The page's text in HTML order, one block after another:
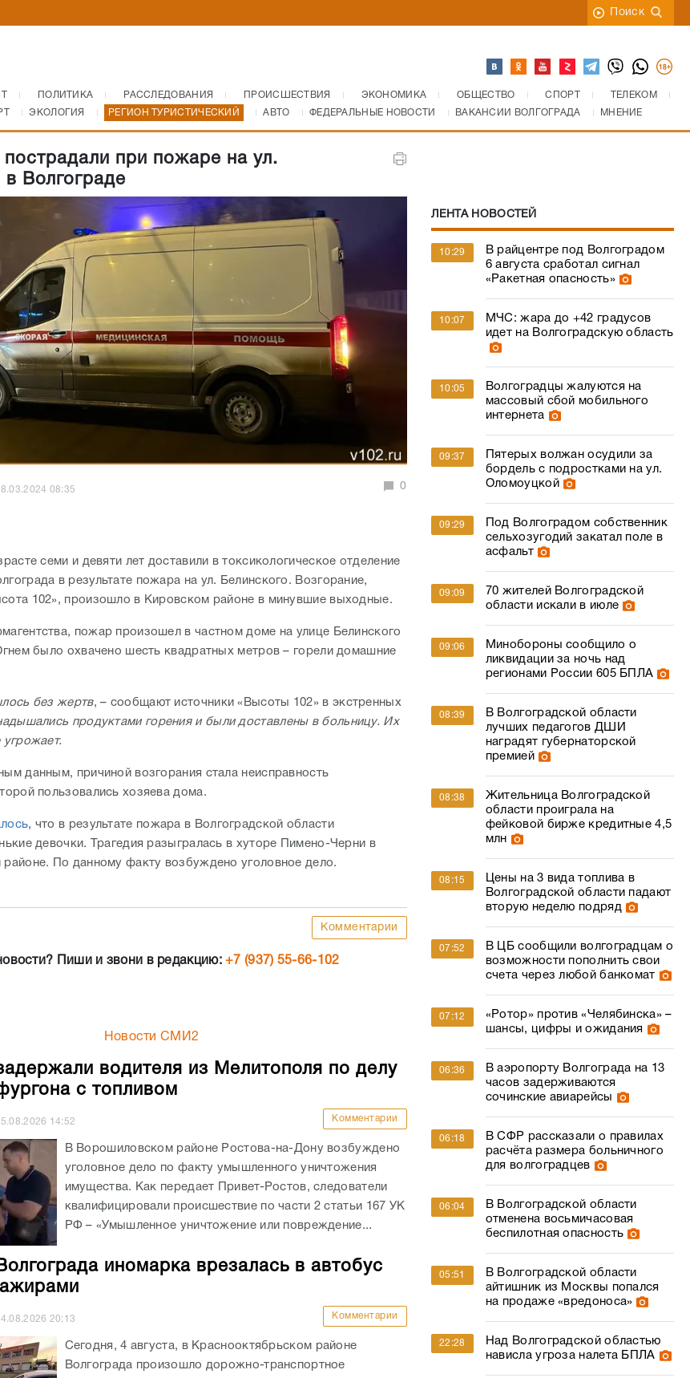
Поиск
ПОЛИТИКА РАССЛЕДОВАНИЯ ПРОИСШЕСТВИЯ ЭКОНОМИКА ОБЩЕСТВО СПОРТ
ТЕЛЕКОМ
ЭКОЛОГИЯ РЕГИОН ТУРИСТИЧЕСКИЙ АВТО ФЕДЕРАЛЬНЫЕ НОВОСТИ ВАКАНСИИ ВОЛГОГРАДА МНЕНИЕ
при пожаре на ул.
в Волгограде
08:35 0
семи и девяти лет доставили в токсикологическое отделение
в результате пожара на ул. Белинского. Возгорание,
102», произошло в Кировском районе в минувшие выходные.
пожар произошел в частном доме на улице Белинского
было охвачено шесть квадратных метров – горели домашние
без жертв, – сообщают источники «Высоты 102» в экстренных
продуктами горения и были доставлены в больницу. Их
угрожает.
данным, причиной возгорания стала неисправность
пользовались хозяева дома.
, что в результате пожара в Волгоградской области
девочки. Трагедия разыгралась в хуторе Пимено-Черни в
районе. По данному факту возбуждено уголовное дело.
Комментарии
Пиши и звони в редакцию:+7 (937) 55-66-102
Новости СМИ2
водителя из Мелитополя по делу
с топливом
14:52 Комментарии
В Ворошиловском районе Ростова-на-Дону возбуждено
уголовное дело по факту умышленного уничтожения
имущества. Как передает Привет-Ростов, следователи
квалифицировали происшествие по части 2 статьи 167 УК
РФ – «Умышленное уничтожение или повреждение...
иномарка врезалась в автобус
20:13 Комментарии
Сегодня, 4 августа, в Краснооктябрьском районе
Волгограда произошло дорожно-транспортное
ЛЕНТА НОВОСТЕЙ
10:29
В райцентре под Волгоградом
6 августа сработал сигнал
«Ракетная опасность»
10:07
МЧС: жара до +42 градусов
идет на Волгоградскую область
10:05
Волгоградцы жалуются на
массовый сбой мобильного
интернета
09:37
Пятерых волжан осудили за
бордель с подростками на ул.
Оломоуцкой
09:29
Под Волгоградом собственник
сельхозугодий закатал поле в
асфальт
09:09
70 жителей Волгоградской
области искали в июле
09:06
Минобороны сообщило о
ликвидации за ночь над
регионами России 605 БПЛА
08:39
В Волгоградской области
лучших педагогов ДШИ
наградят губернаторской
премией
08:38
Жительница Волгоградской
области проиграла на
фейковой бирже кредитные 4,5
млн
08:15
Цены на 3 вида топлива в
Волгоградской области падают
вторую неделю подряд
07:52
В ЦБ сообщили волгоградцам о
возможности пополнить свои
счета через любой банкомат
07:12
«Ротор» против «Челябинска» –
шансы, цифры и ожидания
06:36
В аэропорту Волгограда на 13
часов задерживаются
сочинские авиарейсы
06:18
В СФР рассказали о правилах
расчёта размера больничного
для волгоградцев
06:04
В Волгоградской области
отменена восьмичасовая
беспилотная опасность
05:51
В Волгоградской области
айтишник из Москвы попался
на продаже «вредоноса»
22:28
Над Волгоградской областью
нависла угроза налета БПЛА